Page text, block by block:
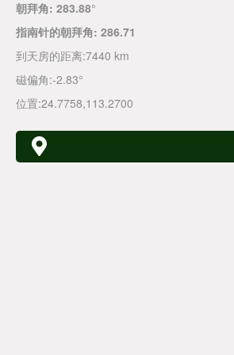
朝拜角: 283.88°
指南针的朝拜角: 286.71
到天房的距离:7440 km
磁偏角:-2.83°
位置:24.7758,113.2700